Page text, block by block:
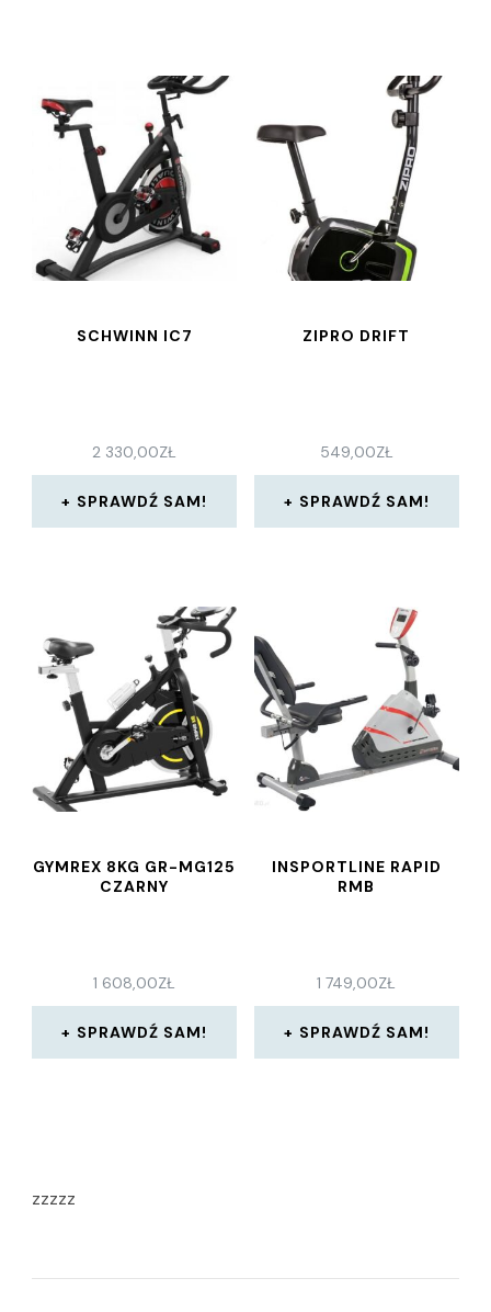
SCHWINN IC7
2 330,00ZŁ
SPRAWDŹ SAM!
ZIPRO DRIFT
549,00ZŁ
SPRAWDŹ SAM!
GYMREX 8KG GR-MG125
CZARNY
1 608,00ZŁ
SPRAWDŹ SAM!
INSPORTLINE RAPID
RMB
1 749,00ZŁ
SPRAWDŹ SAM!
zzzzz